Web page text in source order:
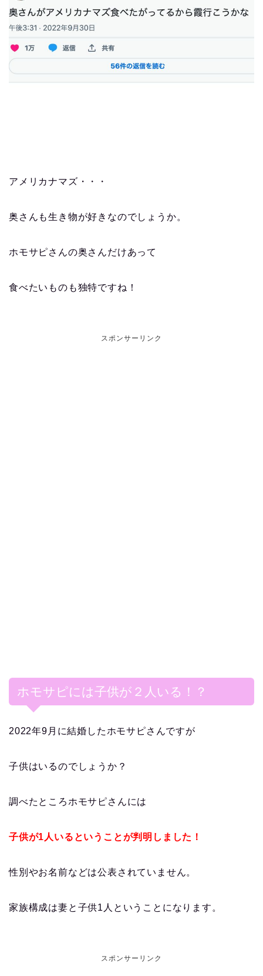
アメリカナマズ・・・
奥さんも生き物が好きなのでしょうか。
ホモサピさんの奥さんだけあって
食べたいものも独特ですね！
スポンサーリンク
ホモサピには子供が２人いる！？
2022年9月に結婚したホモサピさんですが
子供はいるのでしょうか？
調べたところ ホモサピさんには
子供が1人いるということが判明しました！
性別やお名前などは公表されていません。
家族構成は妻と子供1人ということになります。
スポンサーリンク